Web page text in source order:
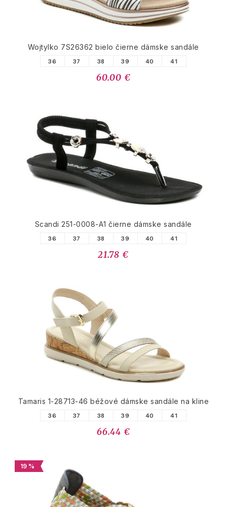
Wojtylko 7S26362 bielo čierne dámske sandále
36 37 38 39 40 41
60.00 €
Scandi 251-0008-A1 čierne dámske sandále
36 37 38 39 40 41
21.78 €
Tamaris 1-28713-46 béžové dámske sandále na kline
36 37 38 39 40 41
66.44 €
19 %